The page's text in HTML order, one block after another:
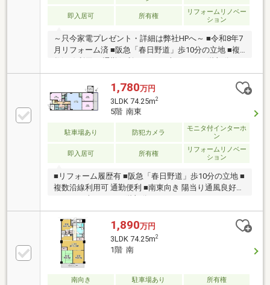
即入居可 所有権
リフォームリノベー
ション
～只今家電プレゼント・詳細は弊社HPへ～ ■令和8年7
月リフォーム済 ■阪急「春日野道」歩10分の立地 ■複
1,780万円
3LDK 74.25m2
5階 南東
駐車場あり 防犯カメラ
モニタ付インターホ
ン
即入居可 所有権
リフォームリノベー
ション
■リフォーム履歴有 ■阪急「春日野道」歩10分の立地 ■
複数沿線利用可 通勤便利 ■南東向き 陽当り通風良好
1,890万円
3LDK 74.25m2
1階 南
南向き 駐車場あり
所有権